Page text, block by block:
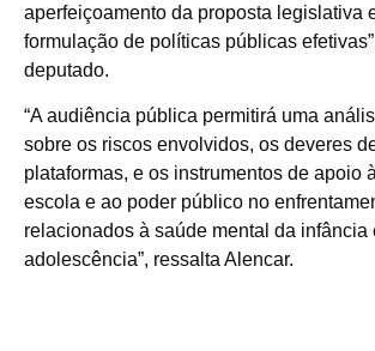
aperfeiçoamento da proposta legislativa
formulação de políticas públicas
deputado.
“A audiência pública permitirá uma
sobre os riscos envolvidos, os deveres
plataformas, e os instrumentos de apoio
escola e ao poder público no
relacionados à saúde mental da infância
adolescência”, ressalta Alencar.